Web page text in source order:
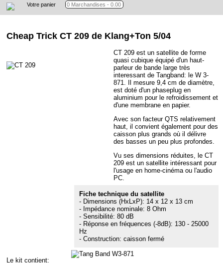
Votre panier
Cheap Trick CT 209 de Klang+Ton 5/04
Fiche technique du satellite
- Dimensions (HxLxP): 14 x 12 x 13 cm
- Impédance nominale: 8 Ohm
- Sensibilité: 80 dB
- Réponse en fréquences (-8dB): 130 - 25000
Hz
- Construction: caisson fermé
CT 209 est un satellite de forme
quasi cubique équipé d'un haut-
parleur de bande large très
interessant de Tangband: le W 3-
871. Il mesure 9,4 cm de diamètre,
est doté d'un phaseplug en
aluminium pour le refroidissement et
d'une membrane en papier.
Avec son facteur QTS relativement
haut, il convient également pour des
caisson plus grands où il délivre
des basses un peu plus profondes.
Vu ses dimensions réduites, le CT
209 est un satellite intéressant pour
l'usage en home-cinéma ou l'audio
PC.
Le kit contient: